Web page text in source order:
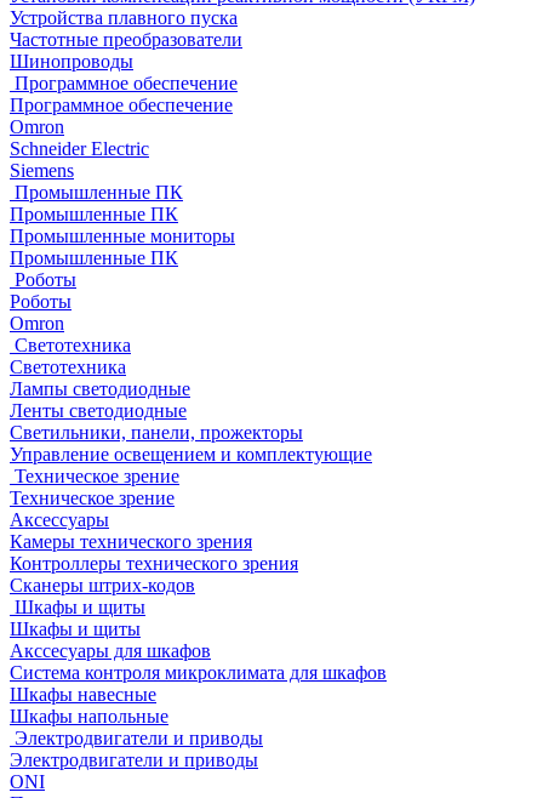
Устройства плавного пуска
Частотные преобразователи
Шинопроводы
Программное обеспечение
Программное обеспечение
Omron
Schneider Electric
Siemens
Промышленные ПК
Промышленные ПК
Промышленные мониторы
Промышленные ПК
Роботы
Роботы
Omron
Светотехника
Светотехника
Лампы светодиодные
Ленты светодиодные
Светильники, панели, прожекторы
Управление освещением и комплектующие
Техническое зрение
Техническое зрение
Аксессуары
Камеры технического зрения
Контроллеры технического зрения
Сканеры штрих-кодов
Шкафы и щиты
Шкафы и щиты
Акссесуары для шкафов
Система контроля микроклимата для шкафов
Шкафы навесные
Шкафы напольные
Электродвигатели и приводы
Электродвигатели и приводы
ONI